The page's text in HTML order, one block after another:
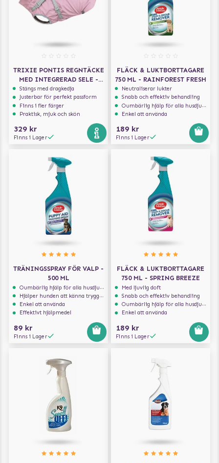
TRIXIE PONTIS REGNTÄCKE
MED INTEGRERAD SELE -
ROSA
Stängs med dragkedja
Justerbar för perfekt passform
Finns i fler färger
Praktisk, mjuk och skön
329 kr
Finns i Lager
FLÄCK & LUKTBORTTAGARE
750 ML - RAINFOREST FRESH
Neutraliserar lukter
Snabb och effektiv behandling
Oumbärlig hjälp för alla husdjursägare
Enkel att använda
189 kr
Finns i Lager
TRÄNINGSSPRAY FÖR VALP -
500 ML
Oumbärlig hjälp för alla husdjursägare
Hjälper hunden att känna trygghet
Enkel att använda
Effektivt hjälpmedel
89 kr
Finns i Lager
FLÄCK & LUKTBORTTAGARE
750 ML - SPRING BREEZE
Med ljuvlig doft
Snabb och effektiv behandling
Oumbärlig hjälp för alla husdjursägare
Enkel att använda
189 kr
Finns i Lager